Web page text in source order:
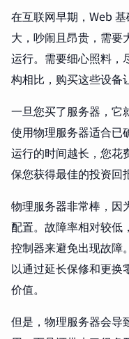
在互联网早期，Web
大，吵闹且昂贵，需要
运行。需要细心照料，
构相比，购买这些设备
一旦您买了服务器，它
使用物理服务器适合已
运行的时间越长，您花
保您获得最佳的投资回
物理服务器非常棒，因
配置。故障率相对较低
控制器来避免出现故障
以通过延长保修和更换
价值。
但是，物理服务器会导